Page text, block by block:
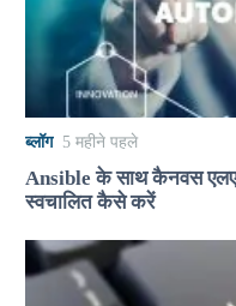
ब्लॉग 5 महीने पहले
Ansible के साथ कैनवस
स्वचालित कैसे करें